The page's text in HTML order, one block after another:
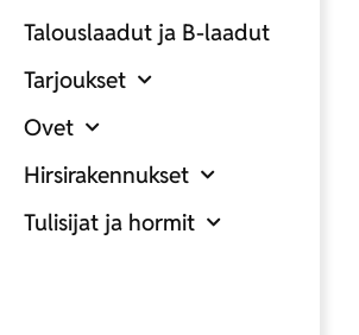
Talouslaadut ja B-laadut
Tarjoukset
Ovet
Hirsirakennukset
Tulisijat ja hormit